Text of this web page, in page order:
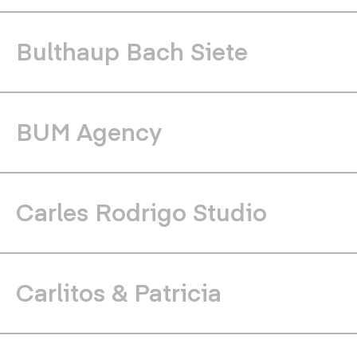
Bulthaup Bach Siete
BUM Agency
Carles Rodrigo Studio
Carlitos & Patricia